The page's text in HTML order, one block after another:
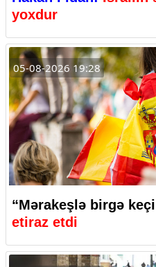
yoxdur
05-08-2026 19:28
“Mərakeşlə birgə
etiraz etdi